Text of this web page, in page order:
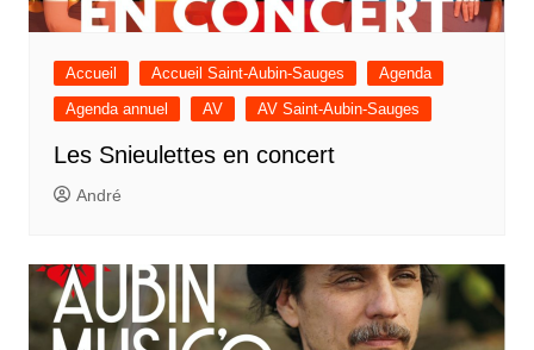
Accueil Accueil Saint-Aubin-Sauges
Agenda
Agenda annuel
AV AV Saint-Aubin-Sauges
Les Snieulettes en concert
André